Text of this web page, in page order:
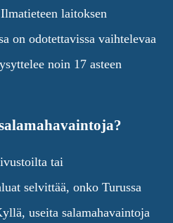
laitoksen
on odotettavissa vaihtelevaa
noin 17 asteen
tai
selvittää, onko Turussa
useita salamahavaintoja